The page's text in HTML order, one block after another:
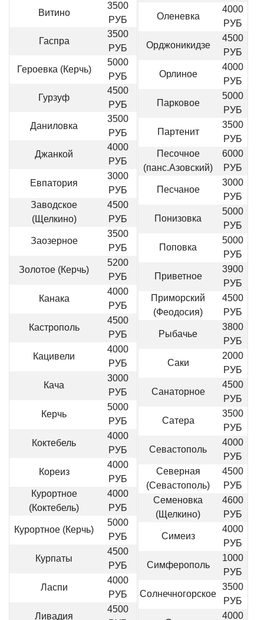
Витино
3500
РУБ
Гаспра
3500
РУБ
Героевка (Керчь)
5000
РУБ
Гурзуф
4500
РУБ
Даниловка
3500
РУБ
Джанкой
4000
РУБ
Евпатория
3000
РУБ
Заводское
(Щелкино)
4500
РУБ
Заозерное
3500
РУБ
Золотое (Керчь)
5200
РУБ
Канака
4000
РУБ
Кастрополь
4500
РУБ
Кацивели
4000
РУБ
Кача
3000
РУБ
Керчь
5000
РУБ
Коктебель
4000
РУБ
Кореиз
4000
РУБ
Курортное
(Коктебель)
4000
РУБ
Курортное (Керчь)
5000
РУБ
Курпаты
4500
РУБ
Ласпи
4000
РУБ
Ливадия
4500
Оленевка
4000
РУБ
Орджоникидзе
4500
РУБ
Орлиное
4000
РУБ
Парковое
5000
РУБ
Партенит
3500
РУБ
Песочное
(панс.Азовский)
6000
РУБ
Песчаное
3000
РУБ
Понизовка
5000
РУБ
Поповка
5000
РУБ
Приветное
3900
РУБ
Приморский
(Феодосия)
4500
РУБ
Рыбачье
3800
РУБ
Саки
2000
РУБ
Санаторное
4500
РУБ
Сатера
3500
РУБ
Севастополь
4000
РУБ
Северная
(Севастополь)
4500
РУБ
Семеновка
(Щелкино)
4600
РУБ
Симеиз
4000
РУБ
Симферополь
1000
РУБ
Солнечногорское
3500
РУБ
4000